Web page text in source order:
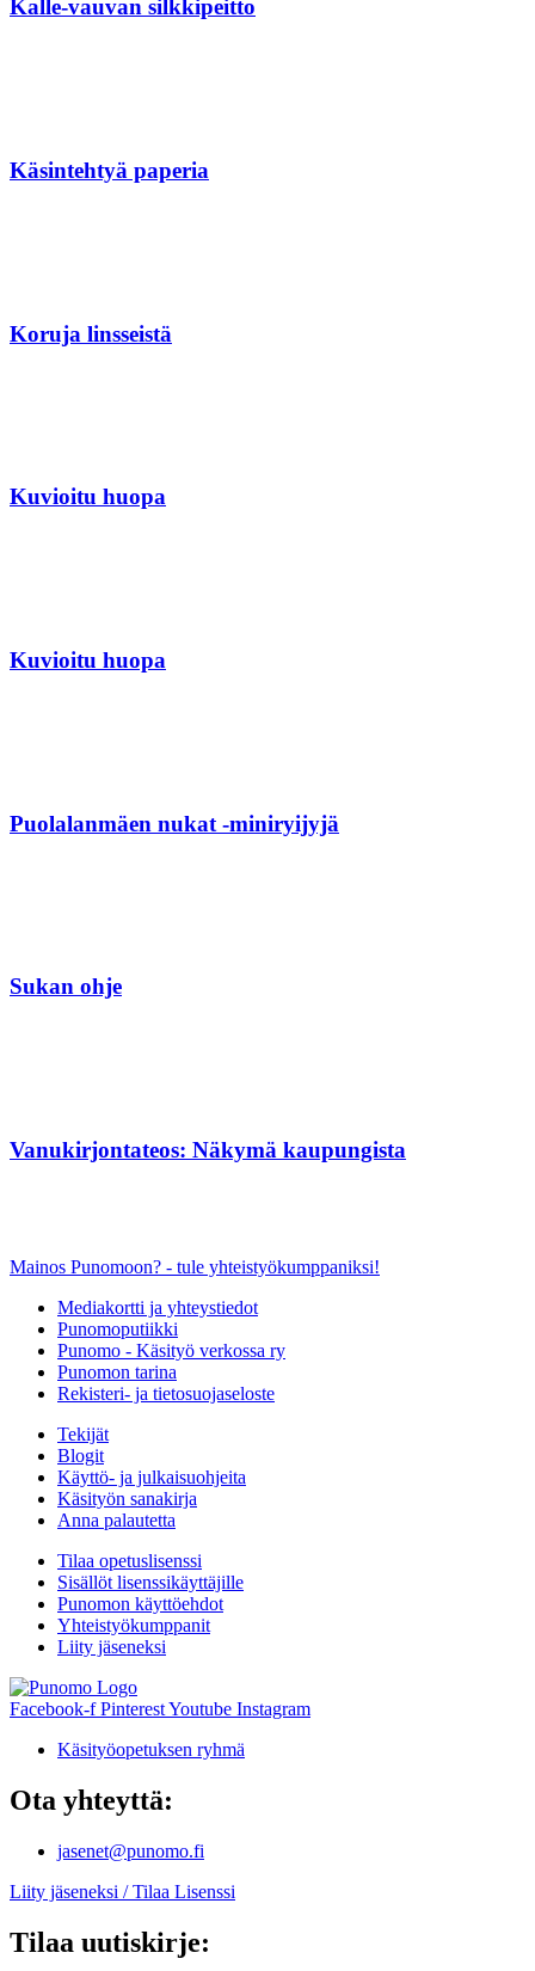
Kalle-vauvan silkkipeitto
Käsintehtyä paperia
Koruja linsseistä
Kuvioitu huopa
Kuvioitu huopa
Puolalanmäen nukat -miniryijyjä
Sukan ohje
Vanukirjontateos: Näkymä kaupungista
Mainos Punomoon? - tule yhteistyökumppaniksi!
Mediakortti ja yhteystiedot
Punomoputiikki
Punomo - Käsityö verkossa ry
Punomon tarina
Rekisteri- ja tietosuojaseloste
Tekijät
Blogit
Käyttö- ja julkaisuohjeita
Käsityön sanakirja
Anna palautetta
Tilaa opetuslisenssi
Sisällöt lisenssikäyttäjille
Punomon käyttöehdot
Yhteistyökumppanit
Liity jäseneksi
Facebook-f PinterestYoutube Instagram
Käsityöopetuksen ryhmä
Ota yhteyttä:
jasenet@punomo.fi
Liity jäseneksi / Tilaa Lisenssi
Tilaa uutiskirje: